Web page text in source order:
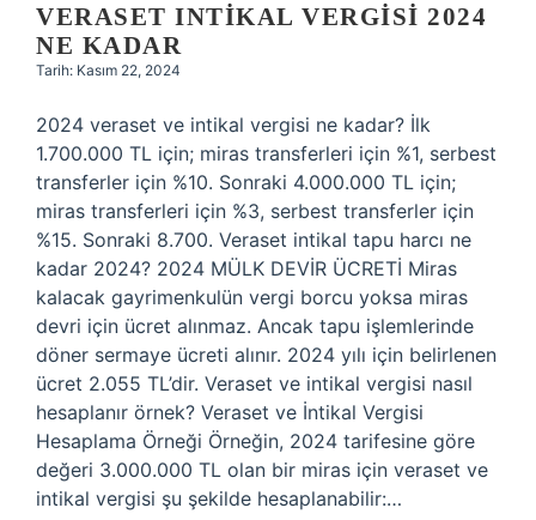
VERASET INTIKAL VERGISI 2024
NE KADAR
Tarih: Kasım 22, 2024
2024 veraset ve intikal vergisi ne kadar? İlk
1.700.000 TL için; miras transferleri için %1, serbest
transferler için %10. Sonraki 4.000.000 TL için;
miras transferleri için %3, serbest transferler için
%15. Sonraki 8.700. Veraset intikal tapu harcı ne
kadar 2024? 2024 MÜLK DEVİR ÜCRETİ Miras
kalacak gayrimenkulün vergi borcu yoksa miras
devri için ücret alınmaz. Ancak tapu işlemlerinde
döner sermaye ücreti alınır. 2024 yılı için belirlenen
ücret 2.055 TL’dir. Veraset ve intikal vergisi nasıl
hesaplanır örnek? Veraset ve İntikal Vergisi
Hesaplama Örneği Örneğin, 2024 tarifesine göre
değeri 3.000.000 TL olan bir miras için veraset ve
intikal vergisi şu şekilde hesaplanabilir:…